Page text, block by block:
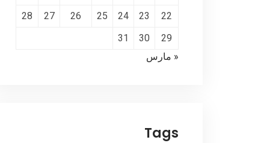
22
23
24
25
26
27
28
29
30
31
« مارس
Tags